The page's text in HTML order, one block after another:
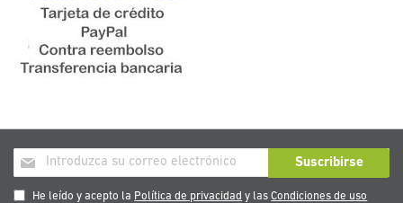
Inscríbase
a
nuestro
Suscribirse
He leído y acepto la Política de privacidad y lasCondiciones de uso